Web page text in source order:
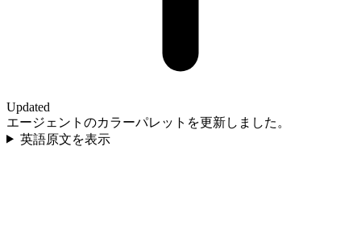
Updated
エージェントのカラーパレットを更新しました。
英語原文を表示